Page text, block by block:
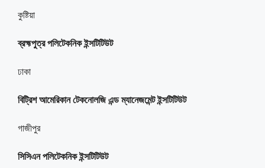
কুষ্টিয়া
ব্রহ্মপুত্র পলিটেকনিক ইন্সটিটিউট
ঢাকা
বিট্রিশ আমেরিকান টেকনোলজি এন্ড ম্যানেজমেন্ট ইন্সটিটিউট
গাজীপুর
সিসিএন পলিটেকনিক ইন্সটিটিউট